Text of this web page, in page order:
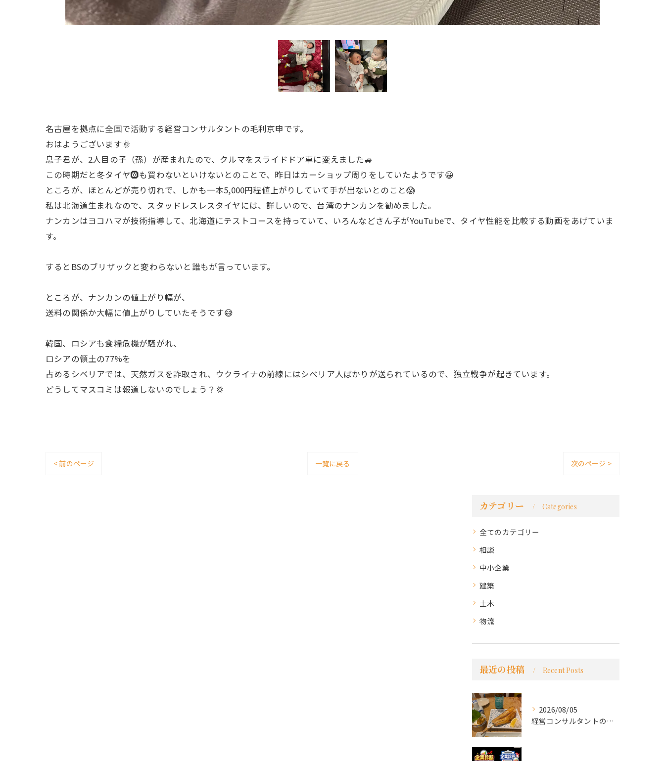
名古屋を拠点に全国で活動する経営コンサルタントの毛利京申です。
おはようございます🌞
息子君が、2人目の子（孫）が産まれたので、クルマをスライドドア車に変えました🚙
この時期だと冬タイヤ🛞も買わないといけないとのことで、昨日はカーショップ周りをしていたようです😀
ところが、ほとんどが売り切れで、しかも一本5,000円程値上がりしていて手が出ないとのこと😱
私は北海道生まれなので、スタッドレスレスタイヤには、詳しいので、台湾のナンカンを勧めました。
ナンカンはヨコハマが技術指導して、北海道にテストコースを持っていて、いろんなどさん子がYouTubeで、タイヤ性能を比較する動画をあげていま
す。
するとBSのブリザックと変わらないと誰もが言っています。
ところが、ナンカンの値上がり幅が、
送料の関係か大幅に値上がりしていたそうです😅
韓国、ロシアも食糧危機が騒がれ、
ロシアの領土の77%を
占めるシベリアでは、天然ガスを詐取され、ウクライナの前線にはシベリア人ばかりが送られているので、独立戦争が起きています。
どうしてマスコミは報道しないのでしょう？💢
< 前のページ 一覧に戻る 次のページ >
カテゴリー Categories
全てのカテゴリー
相談
中小企業
建築
土木
物流
最近の投稿 Recent Posts
2026/08/05
経営コンサルタントのモーちゃん・毛利京申です。